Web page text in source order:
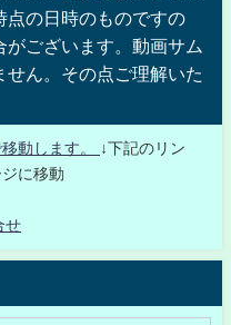
点の日時のものですの
ございます。動画サム
ん。その点ご理解いた
動します。
↓下記のリン
に移動
せ